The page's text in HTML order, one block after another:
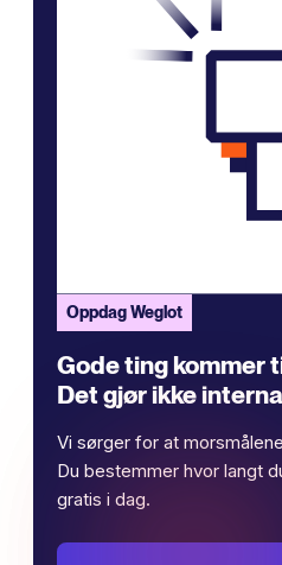
Oppdag Weglot
Gode ​​ting kommer
Det gjør ikke
Vi sørger for at
Du bestemmer hvor langt
gratis i dag.